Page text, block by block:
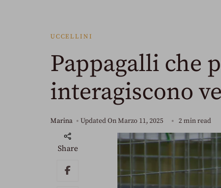
UCCELLINI
Pappagalli che
interagiscono
Marina Updated OnMarzo 11, 2025 2 min read
Share